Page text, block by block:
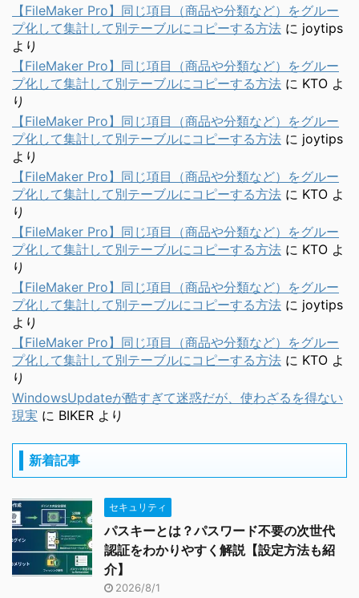
【FileMaker Pro】同じ項目（商品や分類など）をグルー
プ化して集計して別テーブルにコピーする方法 に joytips
より
【FileMaker Pro】同じ項目（商品や分類など）をグルー
プ化して集計して別テーブルにコピーする方法 に KTO よ
り
【FileMaker Pro】同じ項目（商品や分類など）をグルー
プ化して集計して別テーブルにコピーする方法 に joytips
より
【FileMaker Pro】同じ項目（商品や分類など）をグルー
プ化して集計して別テーブルにコピーする方法 に KTO よ
り
【FileMaker Pro】同じ項目（商品や分類など）をグルー
プ化して集計して別テーブルにコピーする方法 に KTO よ
り
【FileMaker Pro】同じ項目（商品や分類など）をグルー
プ化して集計して別テーブルにコピーする方法 に joytips
より
【FileMaker Pro】同じ項目（商品や分類など）をグルー
プ化して集計して別テーブルにコピーする方法 に KTO よ
り
WindowsUpdateが酷すぎて迷惑だが、使わざるを得ない
現実 に BIKER より
新着記事
セキュリティ
パスキーとは？パスワード不要の次世代
認証をわかりやすく解説【設定方法も紹
介】
2026/8/1